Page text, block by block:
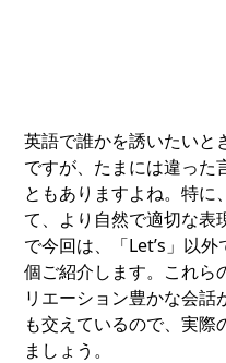
英語で誰かを誘いたいと
ですが、たまには違った
ともありますよね。特に
て、より自然で適切な表
で今回は、「Let’s」以
個ご紹介します。これら
リエーション豊かな会話
も交えているので、実際
ましょう。